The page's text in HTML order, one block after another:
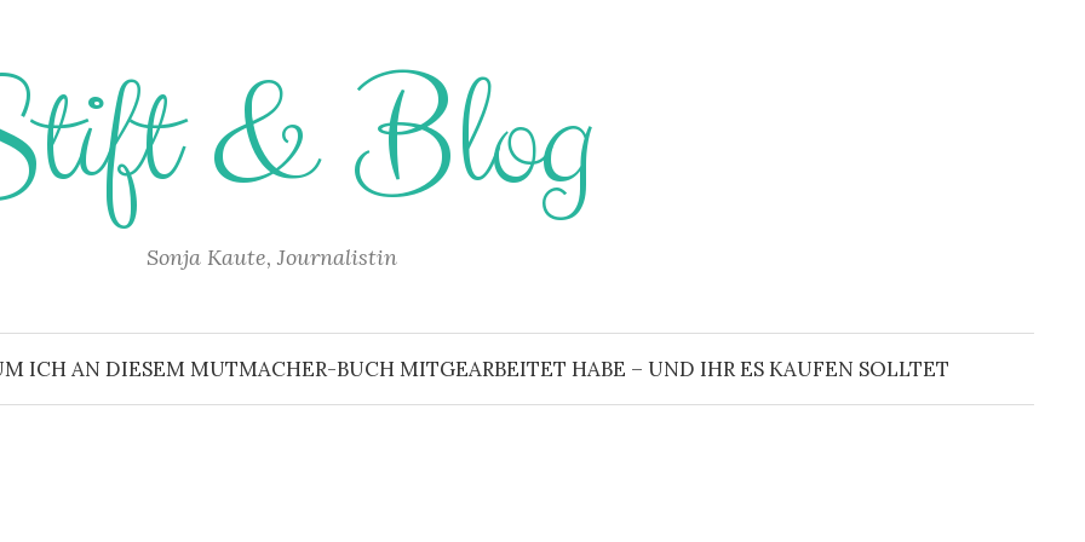
& Blog
Sonja Kaute, Journalistin
ICH AN DIESEM MUTMACHER-BUCH MITGEARBEITET HABE – UND IHR ES KAUFEN SOLLTET